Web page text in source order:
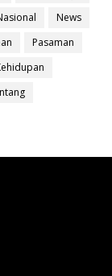
News
Pasaman